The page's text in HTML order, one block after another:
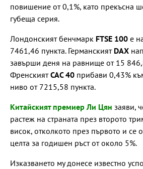
повишение от 0,1%, като прекъсна
губеща серия.
Лондонският бенчмарк FTSE 100 е
7461,46 пункта. Германският DAX
завърши деня на равнище от 15
ФренскиятCAC 40 прибави 0,43%
ниво от 7215,58 пункта.
Китайският премиер Ли Цян заяви,
растеж на страната през второто
висок, отколкото през първото и се
целта за годишен ръст от около 5%.
Изказването му донесе известно